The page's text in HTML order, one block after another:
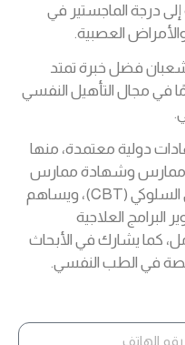
درجة الماجستير في
العصبية.
شعبان فضل خبرة تمتد
من 20 عامًا في مجال التأهيل النفسي
دولية معتمدة، منها
وشهادة ممارس
العلاج المعرفي السلوكي (CBT)، ويساهم
البرامج العلاجية
كما يشارك في الأبحاث
في الطب النفسي.